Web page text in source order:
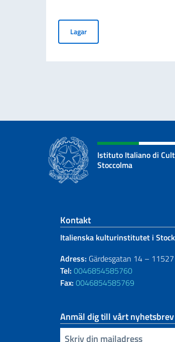
LagarLuciano Floridi besökte
Istituto Italiano di
Stoccolma
Footer
Kontakt
Italienska kulturinstitutet i
Adress: Gärdesgatan 14 –
Tel: 0046854585760
Fax: 0046854585769
Anmäl dig till vårt nyhetsbrev
Infoga din e-post